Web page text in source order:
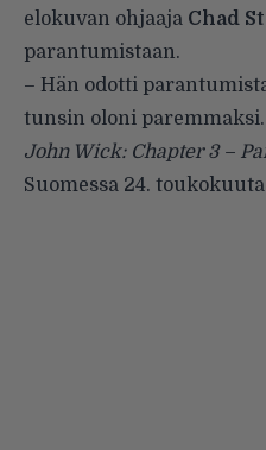
elokuvan ohjaaja Chad
parantumistaan.
– Hän odotti
tunsin oloni paremmaksi.
John Wick: Chapter 3 –
Suomessa 24.